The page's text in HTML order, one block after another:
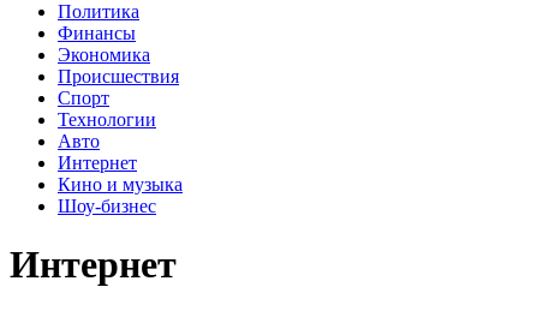
Политика
Финансы
Экономика
Происшествия
Спорт
Технологии
Авто
Интернет
Кино и музыка
Шоу-бизнес
Интернет